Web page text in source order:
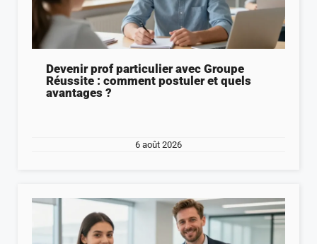
Devenir prof particulier avec Groupe
Réussite : comment postuler et quels
avantages ?
6 août 2026